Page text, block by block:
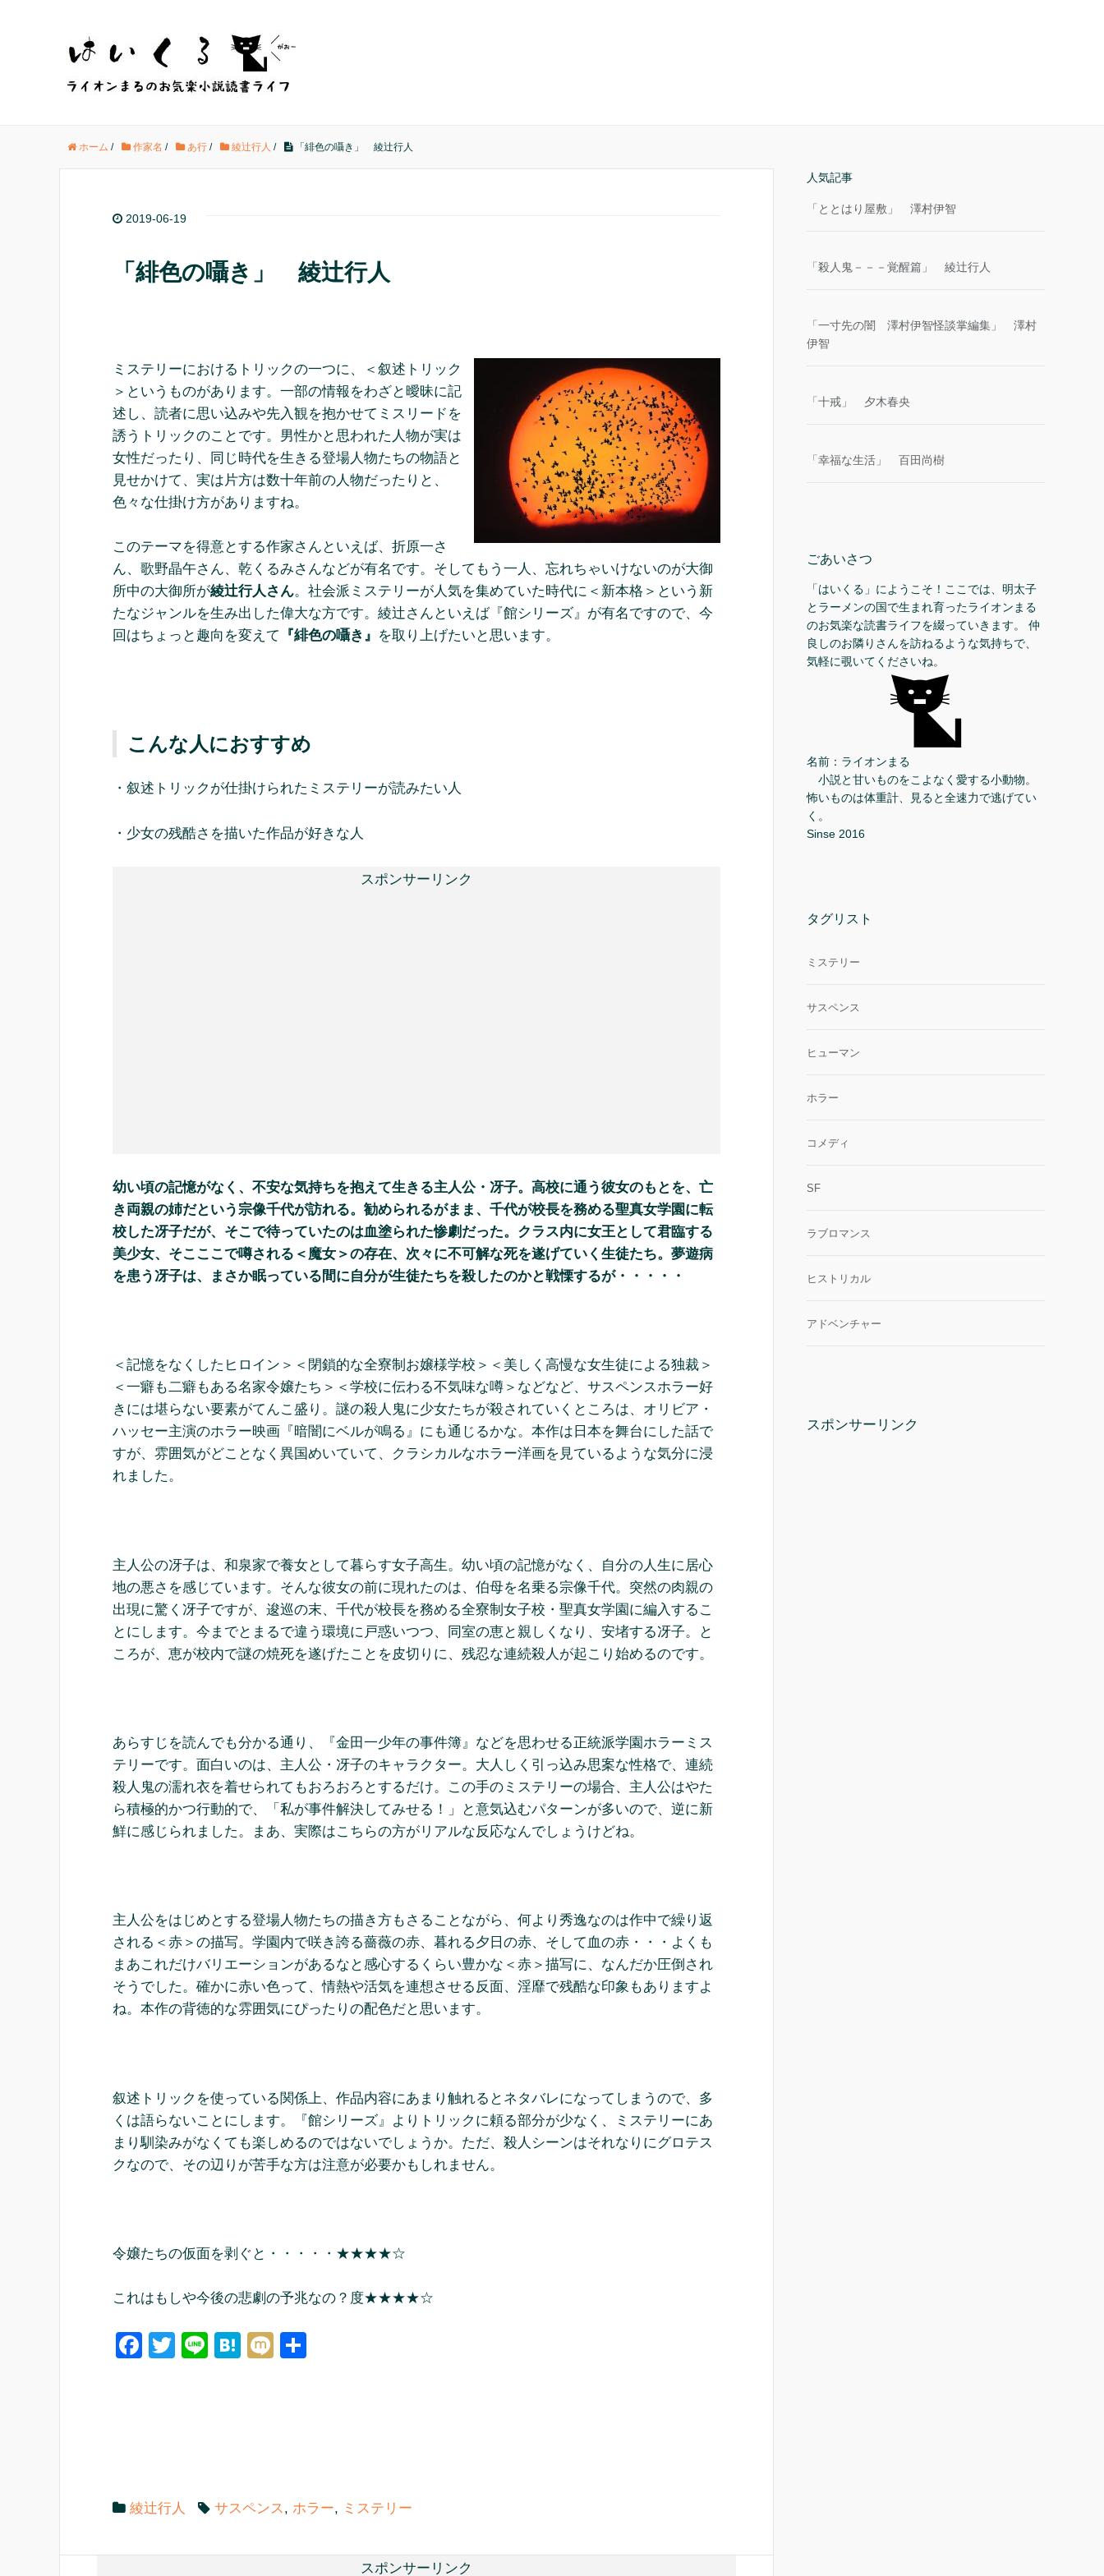
ホーム / 作家名 / あ行 / 綾辻行人 / 「緋色の囁き」 綾辻行人
2019-06-19
「緋色の囁き」 綾辻行人
ミステリーにおけるトリックの一つに、＜叙述トリック
＞というものがあります。一部の情報をわざと曖昧に記
述し、読者に思い込みや先入観を抱かせてミスリードを
誘うトリックのことです。男性かと思われた人物が実は
女性だったり、同じ時代を生きる登場人物たちの物語と
見せかけて、実は片方は数十年前の人物だったりと、
色々な仕掛け方がありますね。
このテーマを得意とする作家さんといえば、折原一さ
ん、歌野晶午さん、乾くるみさんなどが有名です。そしてもう一人、忘れちゃいけないのが大御
所中の大御所が綾辻行人さん。社会派ミステリーが人気を集めていた時代に＜新本格＞という新
たなジャンルを生み出した偉大な方です。綾辻さんといえば『館シリーズ』が有名ですので、今
回はちょっと趣向を変えて
『緋色の囁き』 を取り上げたいと思います。
こんな人におすすめ
・叙述トリックが仕掛けられたミステリーが読みたい人
・少女の残酷さを描いた作品が好きな人
スポンサーリンク
幼い頃の記憶がなく、不安な気持ちを抱えて生きる主人公・冴子。高校に通う彼女のもとを、亡
き両親の姉だという宗像千代が訪れる。勧められるがまま、千代が校長を務める聖真女学園に転
校した冴子だが、そこで待っていたのは血塗られた惨劇だった。クラス内に女王として君臨する
美少女、そこここで噂される＜魔女＞の存在、次々に不可解な死を遂げていく生徒たち。夢遊病
を患う冴子は、まさか眠っている間に自分が生徒たちを殺したのかと戦慄するが・・・・・
＜記憶をなくしたヒロイン＞＜閉鎖的な全寮制お嬢様学校＞＜美しく高慢な女生徒による独裁＞
＜一癖も二癖もある名家令嬢たち＞＜学校に伝わる不気味な噂＞などなど、サスペンスホラー好
きには堪らない要素がてんこ盛り。謎の殺人鬼に少女たちが殺されていくところは、オリビア・
ハッセー主演のホラー映画『暗闇にベルが鳴る』にも通じるかな。本作は日本を舞台にした話で
すが、雰囲気がどことなく異国めいていて、クラシカルなホラー洋画を見ているような気分に浸
れました。
主人公の冴子は、和泉家で養女として暮らす女子高生。幼い頃の記憶がなく、自分の人生に居心
地の悪さを感じています。そんな彼女の前に現れたのは、伯母を名乗る宗像千代。突然の肉親の
出現に驚く冴子ですが、逡巡の末、千代が校長を務める全寮制女子校・聖真女学園に編入するこ
とにします。今までとまるで違う環境に戸惑いつつ、同室の恵と親しくなり、安堵する冴子。と
ころが、恵が校内で謎の焼死を遂げたことを皮切りに、残忍な連続殺人が起こり始めるのです。
あらすじを読んでも分かる通り、『金田一少年の事件簿』などを思わせる正統派学園ホラーミス
テリーです。面白いのは、主人公・冴子のキャラクター。大人しく引っ込み思案な性格で、連続
殺人鬼の濡れ衣を着せられてもおろおろとするだけ。この手のミステリーの場合、主人公はやた
ら積極的かつ行動的で、「私が事件解決してみせる！」と意気込むパターンが多いので、逆に新
鮮に感じられました。まあ、実際はこちらの方がリアルな反応なんでしょうけどね。
主人公をはじめとする登場人物たちの描き方もさることながら、何より秀逸なのは作中で繰り返
される＜赤＞の描写。学園内で咲き誇る薔薇の赤、暮れる夕日の赤、そして血の赤・・・よくも
まあこれだけバリエーションがあるなと感心するくらい豊かな＜赤＞描写に、なんだか圧倒され
そうでした。確かに赤い色って、情熱や活気を連想させる反面、淫靡で残酷な印象もありますよ
ね。本作の背徳的な雰囲気にぴったりの配色だと思います。
叙述トリックを使っている関係上、作品内容にあまり触れるとネタバレになってしまうので、多
くは語らないことにします。『館シリーズ』よりトリックに頼る部分が少なく、ミステリーにあ
まり馴染みがなくても楽しめるのではないでしょうか。ただ、殺人シーンはそれなりにグロテス
クなので、その辺りが苦手な方は注意が必要かもしれません。
令嬢たちの仮面を剥ぐと・・・・・★★★★☆
これはもしや今後の悲劇の予兆なの？度★★★★☆
F
o
T
Li
H
M
綾辻行人 サスペンス , ホラー, ミステリー
スポンサーリンク
人気記事
「ととはり屋敷」 澤村伊智
「殺人鬼－－－覚醒篇」 綾辻行人
「一寸先の闇 澤村伊智怪談掌編集」 澤村
伊智
「十戒」 夕木春央
「幸福な生活」 百田尚樹
ごあいさつ
「はいくる」にようこそ！ここでは、明太子
とラーメンの国で生まれ育ったライオンまる
のお気楽な読書ライフを綴っていきます。 仲
良しのお隣りさんを訪ねるような気持ちで、
気軽に覗いてくださいね。
名前：ライオンまる
小説と甘いものをこよなく愛する小動物。
怖いものは体重計、見ると全速力で逃げてい
く。
Sinse 2016
タグリスト
ミステリー
サスペンス
ヒューマン
ホラー
コメディ
SF
ラブロマンス
ヒストリカル
アドベンチャー
スポンサーリンク